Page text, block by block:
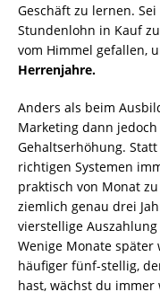
Geschäft zu lernen.
Stundenlohn in Kauf
vom Himmel gefallen,
Herrenjahre.
Anders als beim
Marketing dann
Gehaltserhöhung.
richtigen Systemen
praktisch von Monat
ziemlich genau drei
vierstellige
Wenige Monate
häufiger fünf-stellig,
hast, wächst du immer